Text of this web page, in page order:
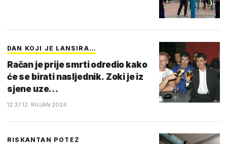
DAN KOJI JE LANSIRA…
Račan je prije smrti odredio kako
će se birati nasljednik. Zoki je iz
sjene uze…
12:37 12. RUJAN 2024.
RISKANTAN POTEZ